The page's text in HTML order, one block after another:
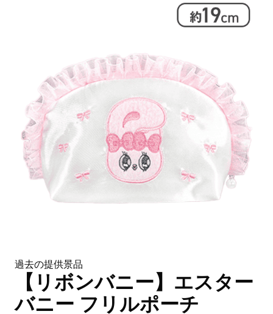
過去の提供景品
【リボンバニー】エスター
バニー フリルポーチ